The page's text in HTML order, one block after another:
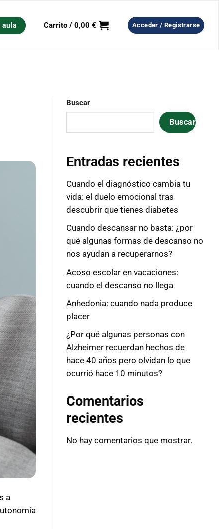
aula Carrito /0,00€ Acceder / Registrarse
a
Buscar
Buscar
Entradas recientes
Cuando el diagnóstico cambia tu
vida: el duelo emocional tras
descubrir que tienes diabetes
Cuando descansar no basta: ¿por
qué algunas formas de descanso no
nos ayudan a recuperarnos?
Acoso escolar en vacaciones:
cuando el descanso no llega
Anhedonia: cuando nada produce
placer
¿Por qué algunas personas con
Alzheimer recuerdan hechos de
hace 40 años pero olvidan lo que
ocurrió hace 10 minutos?
Comentarios
recientes
No hay comentarios que mostrar.